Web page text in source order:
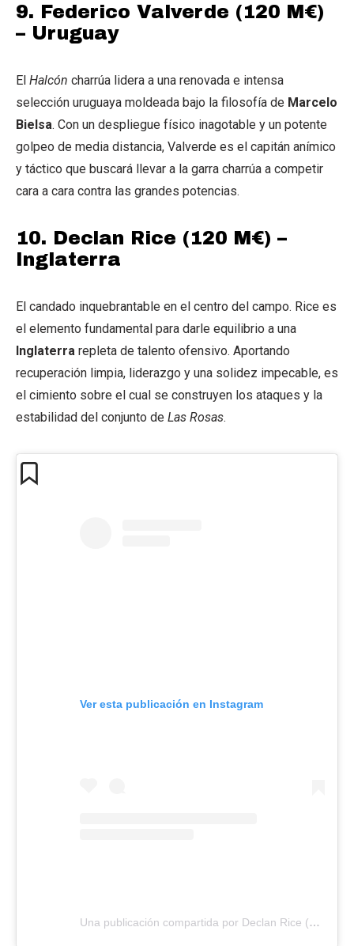
9. Federico Valverde (120 M€)
– Uruguay
El Halcón charrúa lidera a una renovada e intensa
selección uruguaya moldeada bajo la filosofía de Marcelo
Bielsa. Con un despliegue físico inagotable y un potente
golpeo de media distancia, Valverde es el capitán anímico
y táctico que buscará llevar a la garra charrúa a competir
cara a cara contra las grandes potencias.
10. Declan Rice (120 M€) –
Inglaterra
El candado inquebrantable en el centro del campo. Rice es
el elemento fundamental para darle equilibrio a una
Inglaterra repleta de talento ofensivo. Aportando
recuperación limpia, liderazgo y una solidez impecable, es
el cimiento sobre el cual se construyen los ataques y la
estabilidad del conjunto de Las Rosas.
Ver esta publicación en Instagram
Una publicación compartida por Declan Rice (@declanrice)